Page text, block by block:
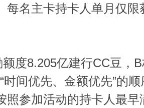
每名主卡持卡人单月仅
度8.205亿建行CC豆，
时间优先、金额优先”的
照参加活动的持卡人最